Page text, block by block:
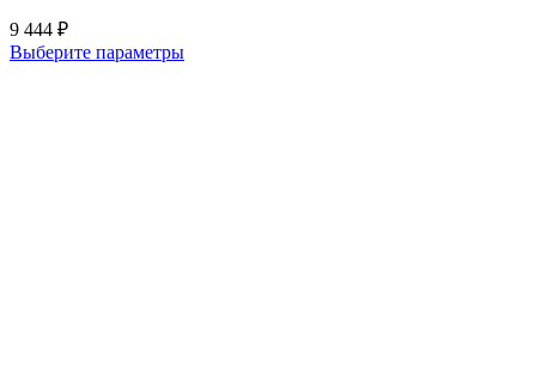
9 444 ₽
Выберите параметры